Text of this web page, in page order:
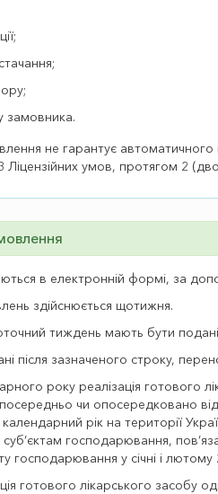
замовника.
не гарантує
Ліцензійних умов, протягом 2
в електронній формі, за
здійснюється щотижня.
тиждень мають бути
після зазначеного строку,
року реалізація готового
чи опосередковано
рік на території
суб’єктам господарювання,
господарювання у січні і
готового лікарського засобу